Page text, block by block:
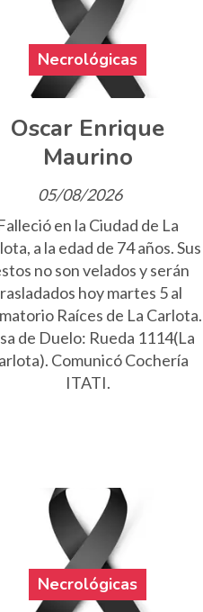
Oscar Enrique
Maurino
Necrológicas
05/08/2026
en la Ciudad de La
a la edad de 74 años. Sus
no son velados y serán
hoy martes 5 al
Raíces de La Carlota.
de Duelo: Rueda 1114(La
Comunicó Cochería
ITATI.
Necrológicas